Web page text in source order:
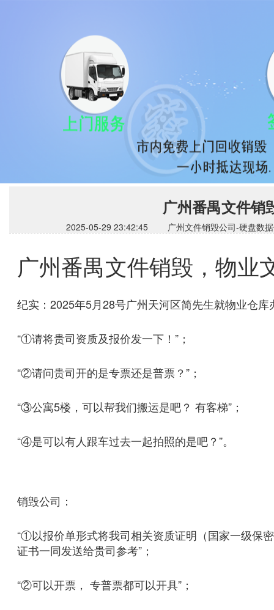
广州番禺文件销
2025-05-29 23:42:45 广州文件销毁公司-硬盘数
广州番禺文件销毁，物业
纪实：2025年5月28号广州天河区简先生就物业仓
“①请将贵司资质及报价发一下！”；
“②请问贵司开的是专票还是普票？”；
“③公寓5楼，可以帮我们搬运是吧？ 有客梯”；
“④是可以有人跟车过去一起拍照的是吧？”。
销毁公司：
“①以报价单形式将我司相关资质证明（国家一级保
证书一同发送给贵司参考”；
“②可以开票， 专普票都可以开具”；